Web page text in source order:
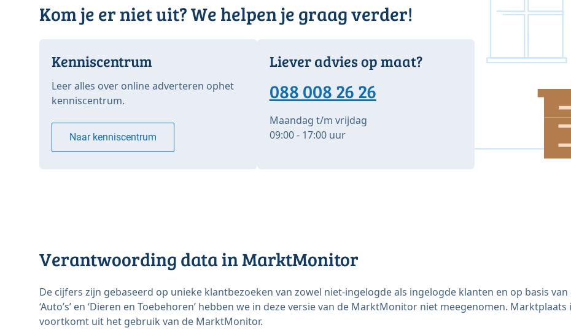
Kom je er niet uit? We helpen je graag verder!
Kenniscentrum
Leer alles over online adverteren ophet
kenniscentrum.
Naar kenniscentrum
Liever advies op maat?
088 008 26 26
Maandag t/m vrijdag
09:00 - 17:00 uur
Verantwoording data in MarktMonitor
De cijfers zijn gebaseerd op unieke klantbezoeken van zowel niet-ingelogde als ingelogde klanten en op basis
‘Auto’s’ en ‘Dieren en Toebehoren’ hebben we in deze versie van de MarktMonitor niet meegenomen.
voortkomt uit het gebruik van de MarktMonitor.